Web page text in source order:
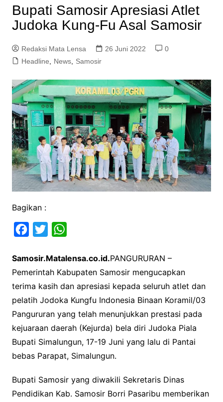
Bupati Samosir Apresiasi Atlet
Judoka Kung-Fu Asal Samosir
Redaksi Mata Lensa 26 Juni 2022
0
Headline
News, Samosir
Bagikan :
c
e
b
o
o
k
i
t
t
e
r
a
t
s
A
p
p
Samosir.Matalensa.co.id.PANGURURAN –
Pemerintah Kabupaten Samosir mengucapkan
terima kasih dan apresiasi kepada seluruh atlet dan
pelatih Jodoka Kungfu Indonesia Binaan Koramil/03
Pangururan yang telah menunjukkan prestasi pada
kejuaraan daerah (Kejurda) bela diri Judoka Piala
Bupati Simalungun, 17-19 Juni yang lalu di Pantai
bebas Parapat, Simalungun.
Bupati Samosir yang diwakili Sekretaris Dinas
Pendidikan Kab. Samosir Borri Pasaribu memberikan